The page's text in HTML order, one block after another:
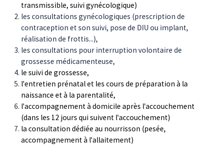
transmissible, suivi gynécologique)
les consultations gynécologiques (prescription de
contraception et son suivi, pose de DIU ou implant,
réalisation de frottis...),
les consultations pour interruption volontaire de
grossesse médicamenteuse,
le suivi de grossesse,
l'entretien prénatal et les cours de préparation à la
naissance et à la parentalité,
l'accompagnement à domicile après l'accouchement
(dans les 12 jours qui suivent l'accouchement)
la consultation dédiée au nourrisson (pesée,
accompagnement à l'allaitement)